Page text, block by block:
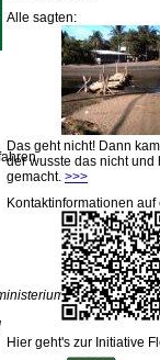
Alle sagten:
Das geht nicht! Dann
der wusste das nicht und
gemacht. >>>
Kontaktinformationen
Hier geht's zur Initiative